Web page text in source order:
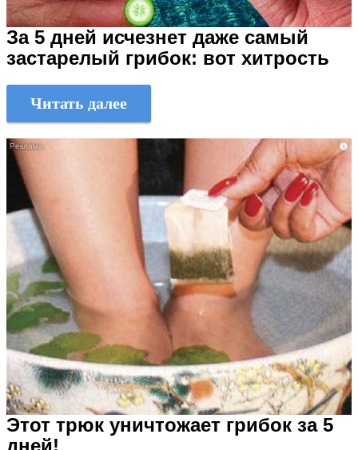
За 5 дней исчезнет даже самый
застарелый грибок: вот хитрость
Читать далее
i
Этот трюк уничтожает грибок за 5
дней!